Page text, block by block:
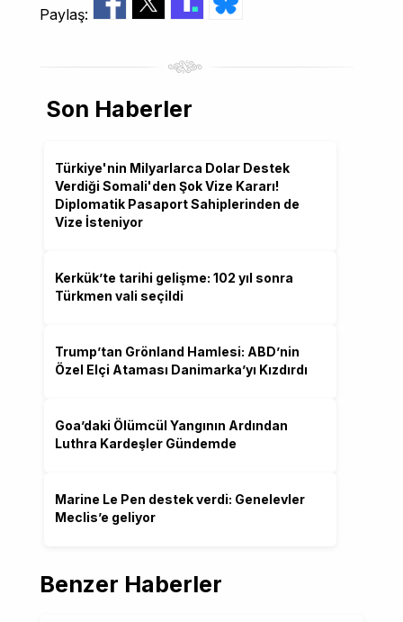
Paylaş:
Son Haberler
Türkiye'nin Milyarlarca Dolar Destek
Verdiği Somali'den Şok Vize Kararı!
Diplomatik Pasaport Sahiplerinden de
Vize İsteniyor
Kerkük’te tarihi gelişme: 102 yıl sonra
Türkmen vali seçildi
Trump’tan Grönland Hamlesi: ABD’nin
Özel Elçi Ataması Danimarka’yı Kızdırdı
Goa’daki Ölümcül Yangının Ardından
Luthra Kardeşler Gündemde
Marine Le Pen destek verdi: Genelevler
Meclis’e geliyor
Benzer Haberler